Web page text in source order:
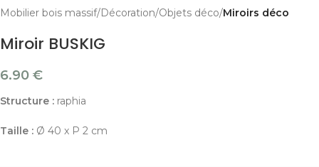
Mobilier bois massif Décoration Objets déco Miroirs déco
Miroir BUSKIG
6.90 €
Structure : raphia
Taille : Ø 40 x P 2 cm